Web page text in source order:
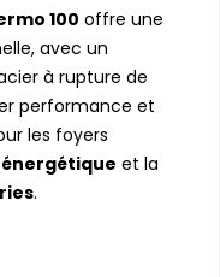
100 offre une
avec un
à rupture de
performance et
les foyers
et la
.